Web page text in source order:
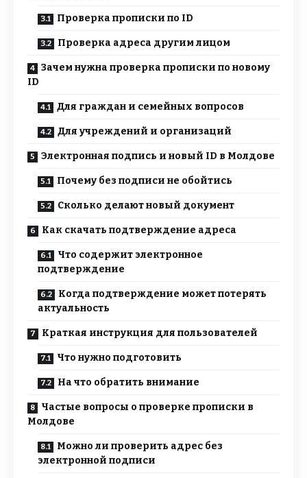
Проверка прописки по ID
Проверка адреса другим лицом
Зачем нужна проверка прописки по новому
ID
Для граждан и семейных вопросов
Для учреждений и организаций
Электронная подпись и новый ID в Молдове
Почему без подписи не обойтись
Сколько делают новый документ
Как скачать подтверждение адреса
Что содержит электронное
подтверждение
Когда подтверждение может потерять
актуальность
Краткая инструкция для пользователей
Что нужно подготовить
На что обратить внимание
Частые вопросы о проверке прописки в
Молдове
Можно ли проверить адрес без
электронной подписи